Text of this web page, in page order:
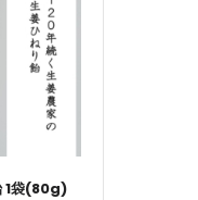
1袋(80g)